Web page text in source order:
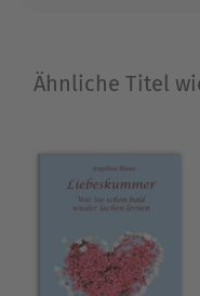
Ähnliche Titel